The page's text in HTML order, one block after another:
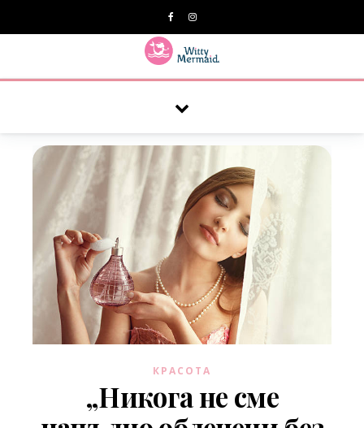
КРАСОТА
„Никога не сме